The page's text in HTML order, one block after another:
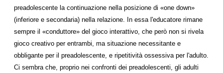
preadolescente la continuazione nella posizione di «one down»
(inferiore e secondaria) nella relazione. In essa l'educatore rimane
sempre il «conduttore» del gioco interattivo, che però non si rivela
gioco creativo per entrambi, ma situazione necessitante e
obbligante per il preadolescente, e ripetitività ossessiva per l'adulto.
Ci sembra che, proprio nei confronti dei preadolescenti, gli adulti